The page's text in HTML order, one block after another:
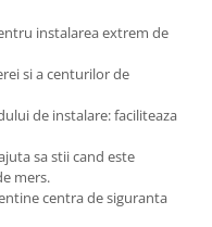
instalarea extrem de
si a centurilor de
de instalare: faciliteaza
sa stii cand este
mers.
centra de siguranta